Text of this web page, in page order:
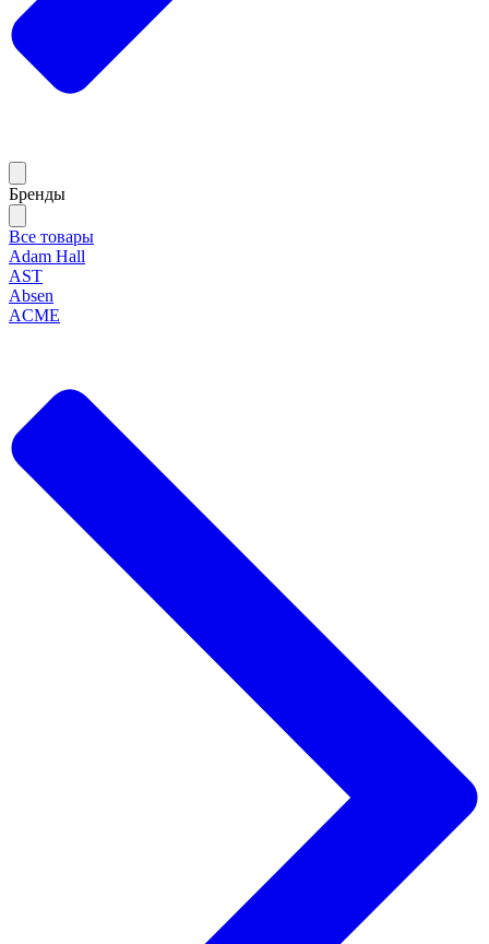
Бренды
Все товары
Adam Hall
AST
Absen
ACME